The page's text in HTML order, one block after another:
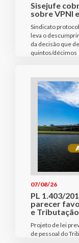
Sisejufe
sobre VPNI
Sindicato
leva o
da decisão que
quintos/décimos
07/08/26
PL 1.403/
parecer
e Tributação
Projeto de lei
de pessoal do